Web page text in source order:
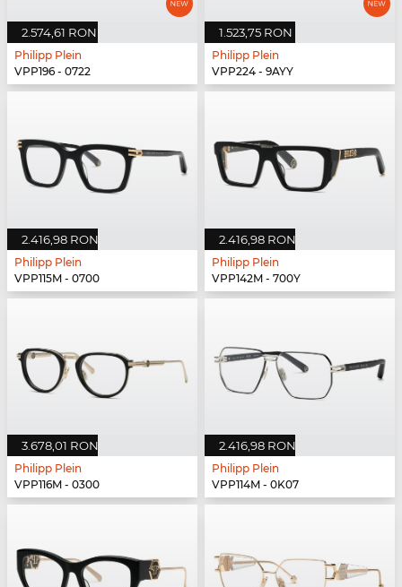
2.574,61 RON
Philipp Plein
VPP196 - 0722
1.523,75 RON
Philipp Plein
VPP224 - 9AYY
2.416,98 RON
Philipp Plein
VPP115M - 0700
2.416,98 RON
Philipp Plein
VPP142M - 700Y
3.678,01 RON
Philipp Plein
VPP116M - 0300
2.416,98 RON
Philipp Plein
VPP114M - 0K07